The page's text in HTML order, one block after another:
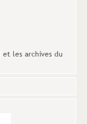
et les archives du